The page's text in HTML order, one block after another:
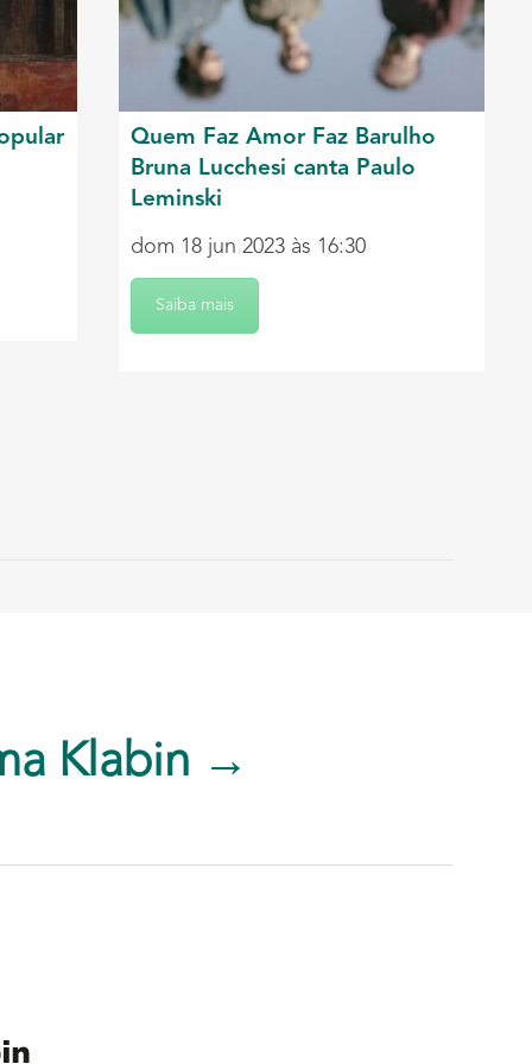
Quem Faz Amor Faz Barulho
Bruna Lucchesi canta Paulo
Leminski
dom 18 jun 2023 às 16:30
Saiba mais
Klabin →